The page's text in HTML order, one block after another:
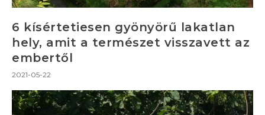
6 kísértetiesen gyönyörű lakatlan
hely, amit a természet visszavett az
embertől
2021-05-22